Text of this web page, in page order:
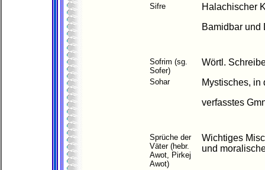
Sifre
Halachischer
Bamidbar und
Sofrim (sg.
Sofer)
Wörtl.
Sohar
Mystisches, in
verfasstes
Sprüche der
Väter (hebr.
Awot, Pirkej
Awot)
Wichtiges
und